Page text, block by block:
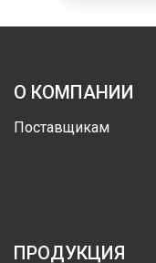
О КОМПАНИИ
Поставщикам
ПРОДУКЦИЯ